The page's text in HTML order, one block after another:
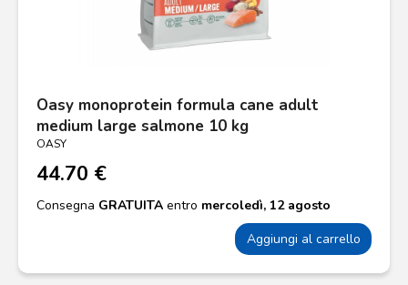
Oasy monoprotein formula cane adult
medium large salmone 10 kg
OASY
44.70 €
Consegna GRATUITA entro mercoledì, 12 agosto
Aggiungi al carrello